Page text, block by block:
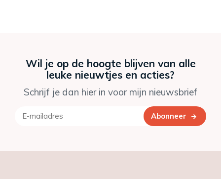
Wil je op de hoogte blijven van alle
leuke nieuwtjes en acties?
Schrijf je dan hier in voor mijn nieuwsbrief
Abonneer